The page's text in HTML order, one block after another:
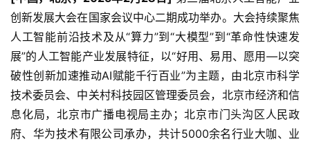
创新发展大会在国家会议中心二期成功举办。大会持续聚焦
人工智能前沿技术及从“算力”到“大模型”到“革命性快速发
展”的人工智能产业发展特征，以“好用、易用、愿用—以突
破性创新加速推动AI赋能千行百业”为主题，由北京市科学
技术委员会、中关村科技园区管理委员会，北京市经济和信
息化局，北京市广播电视局主办；北京市门头沟区人民政
府、华为技术有限公司承办，共计5000余名行业大咖、业